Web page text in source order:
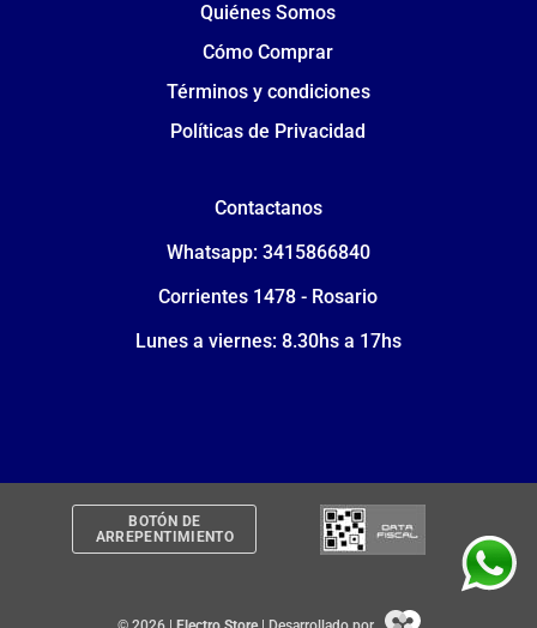
Quiénes Somos
Cómo Comprar
Términos y condiciones
Políticas de Privacidad
Contactanos
Whatsapp: 3415866840
Corrientes 1478 - Rosario
Lunes a viernes: 8.30hs a 17hs
BOTÓN DE
ARREPENTIMIENTO